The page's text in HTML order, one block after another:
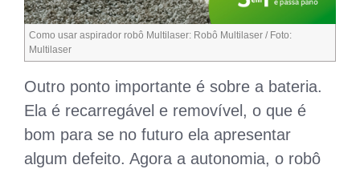
Como usar aspirador robô Multilaser: Robô Multilaser / Foto:
Multilaser
Outro ponto importante é sobre a bateria.
Ela é recarregável e removível, o que é
bom para se no futuro ela apresentar
algum defeito. Agora a autonomia, o robô